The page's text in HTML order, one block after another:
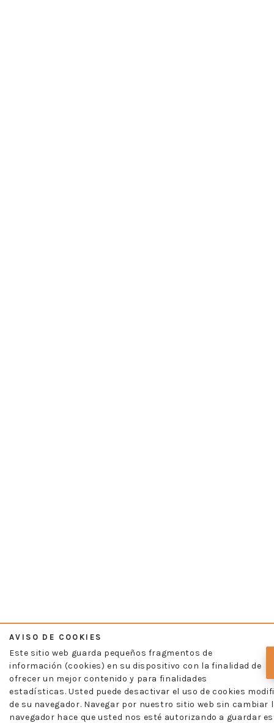
AVISO DE COOKIES
Este sitio web guarda pequeños fragmentos de
información (cookies) en su dispositivo con la finalidad de
ofrecer un mejor contenido y para finalidades
estadísticas. Usted puede desactivar el uso de cookies
de su navegador. Navegar por nuestro sitio web sin cambiar
navegador hace que usted nos esté autorizando a guardar